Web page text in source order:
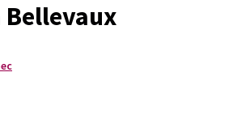
Bellevaux